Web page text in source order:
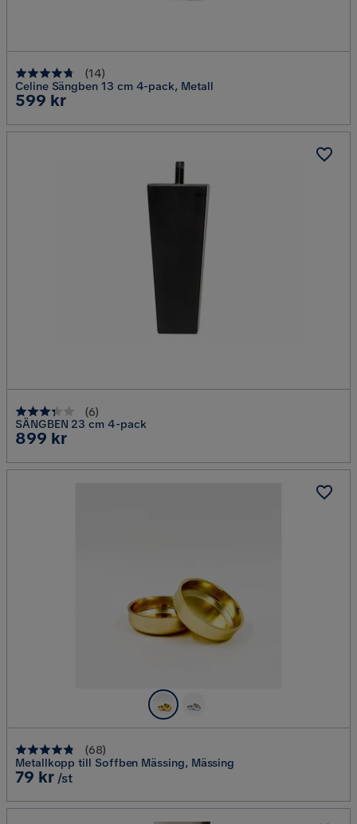
(14)
Celine Sängben 13 cm 4-pack, Metall
Pris
599 kr
(6)
SÄNGBEN 23 cm 4-pack
Pris
899 kr
(68)
Metallkopp till Soffben Mässing, Mässing
Pris
79 kr /st